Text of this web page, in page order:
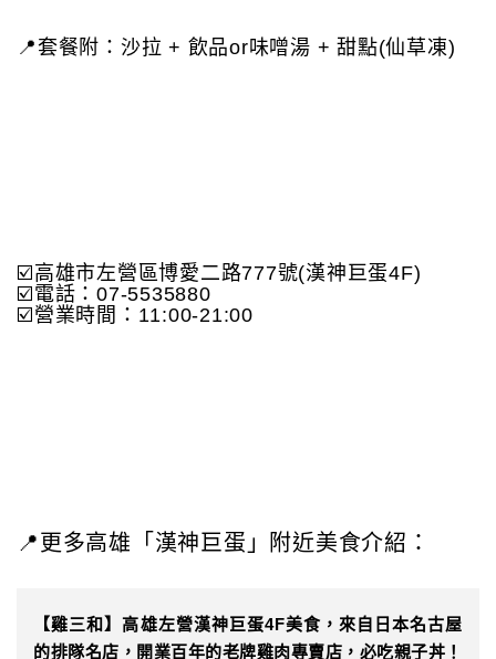
📍套餐附：沙拉 + 飲品or味噌湯 + 甜點(仙草凍)
☑️高雄市左營區博愛二路777號(漢神巨蛋4F)
☑️電話：07-5535880
☑️營業時間：11:00-21:00
📍更多高雄「漢神巨蛋」附近美食介紹：
【雞三和】高雄左營漢神巨蛋4F美食，來自日本名古屋
的排隊名店，開業百年的老牌雞肉專賣店，必吃親子丼！